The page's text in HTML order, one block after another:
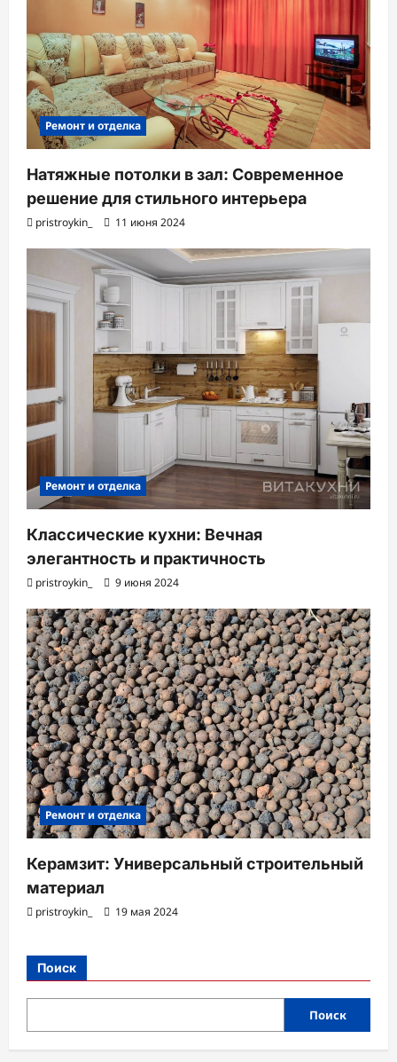
Ремонт и отделка
Натяжные потолки в зал: Современное
решение для стильного интерьера
pristroykin_ 11 июня 2024
Ремонт и отделка
Классические кухни: Вечная
элегантность и практичность
pristroykin_ 9 июня 2024
Ремонт и отделка
Керамзит: Универсальный строительный
материал
pristroykin_ 19 мая 2024
Поиск
Поиск